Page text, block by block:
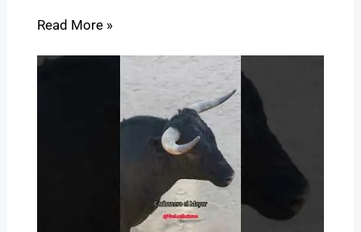
Read More »